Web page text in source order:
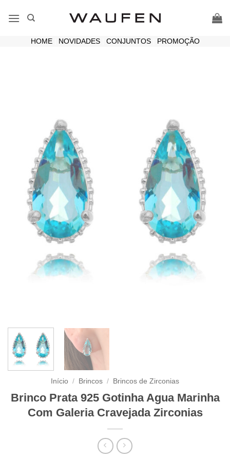
HOME| NOVIDADES| CONJUNTOS| PROMOÇÃO
Início / Brincos / Brincos de Zirconias
Brinco Prata 925 Gotinha Agua Marinha
Com Galeria Cravejada Zirconias